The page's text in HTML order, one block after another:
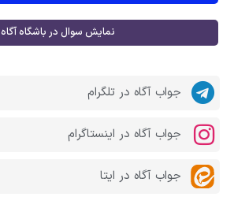
نمایش سوال در باشگاه آگاه
جواب آگاه در تلگرام
جواب آگاه در اینستاگرام
جواب آگاه در ایتا